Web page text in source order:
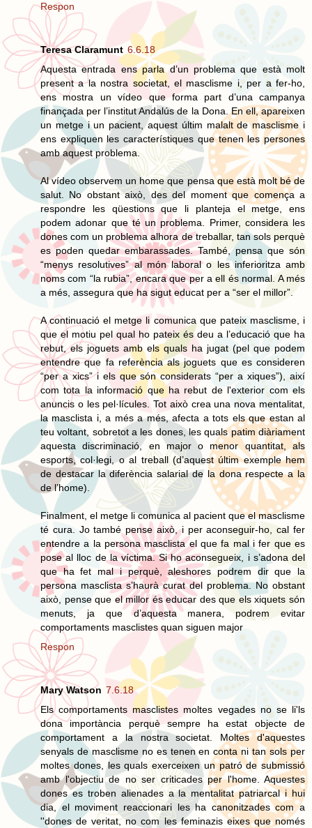
Respon
Teresa Claramunt 6.6.18
Aquesta entrada ens parla d’un problema que està molt
present a la nostra societat, el masclisme i, per a fer-ho,
ens mostra un vídeo que forma part d’una campanya
finançada per l’institut Andalús de la Dona. En ell, apareixen
un metge i un pacient, aquest últim malalt de masclisme i
ens expliquen les característiques que tenen les persones
amb aquest problema.
Al vídeo observem un home que pensa que està molt bé de
salut. No obstant això, des del moment que comença a
respondre les qüestions que li planteja el metge, ens
podem adonar que té un problema. Primer, considera les
dones com un problema alhora de treballar, tan sols perquè
es poden quedar embarassades. També, pensa que són
“menys resolutives” al món laboral o les inferioritza amb
noms com “la rubia”, encara que per a ell és normal. A més
a més, assegura que ha sigut educat per a “ser el millor”.
A continuació el metge li comunica que pateix masclisme, i
que el motiu pel qual ho pateix és deu a l’educació que ha
rebut, els joguets amb els quals ha jugat (pel que podem
entendre que fa referència als joguets que es consideren
“per a xics” i els que són considerats “per a xiques”), així
com tota la informació que ha rebut de l'exterior com els
anuncis o les pel·lícules. Tot això crea una nova mentalitat,
la masclista i, a més a més, afecta a tots els que estan al
teu voltant, sobretot a les dones, les quals patim diàriament
aquesta discriminació, en major o menor quantitat, als
esports, col·legi, o al treball (d’aquest últim exemple hem
de destacar la diferència salarial de la dona respecte a la
de l’home).
Finalment, el metge li comunica al pacient que el masclisme
té cura. Jo també pense això, i per aconseguir-ho, cal fer
entendre a la persona masclista el que fa mal i fer que es
pose al lloc de la víctima. Si ho aconsegueix, i s’adona del
que ha fet mal i perquè, aleshores podrem dir que la
persona masclista s’haurà curat del problema. No obstant
això, pense que el millor és educar des que els xiquets són
menuts, ja que d’aquesta manera, podrem evitar
comportaments masclistes quan siguen major
Respon
Mary Watson 7.6.18
Els comportaments masclistes moltes vegades no se li'ls
dona importància perquè sempre ha estat objecte de
comportament a la nostra societat. Moltes d'aquestes
senyals de masclisme no es tenen en conta ni tan sols per
moltes dones, les quals exerceixen un patró de submissió
amb l'objectiu de no ser criticades per l'home. Aquestes
dones es troben alienades a la mentalitat patriarcal i hui
dia, el moviment reaccionari les ha canonitzades com a
''dones de veritat, no com les feminazis eixes que només